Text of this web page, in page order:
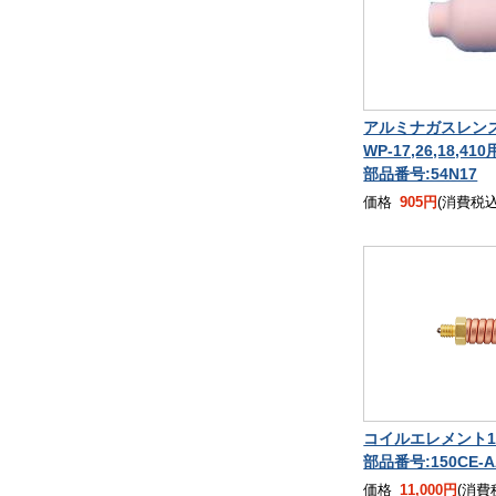
アルミナガスレン
WP-17,26,18,410
部品番号:54N17
価格 905円(消費税
コイルエレメント
部品番号:150CE-
価格 11,000円(消費